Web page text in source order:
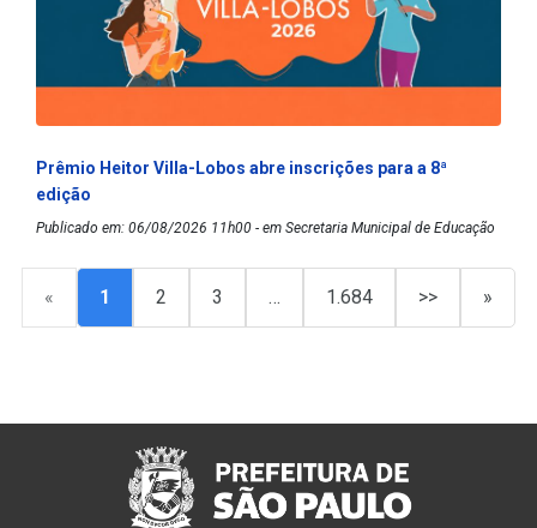
Prêmio Heitor Villa-Lobos abre inscrições para a 8ª
edição
Publicado em: 06/08/2026 11h00 - em Secretaria Municipal de Educação
« 1 2 3 … 1.684 >> »